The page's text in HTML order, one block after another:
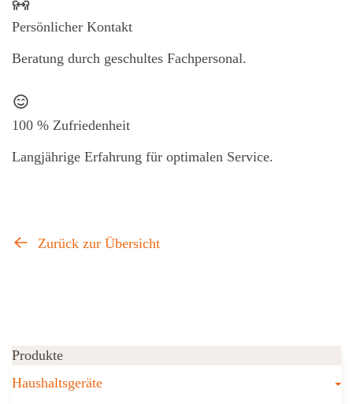
Persönlicher Kontakt
Beratung durch geschultes Fachpersonal.
100 % Zufriedenheit
Langjährige Erfahrung für optimalen Service.
Zurück zur Übersicht
Produkte
Haushaltsgeräte